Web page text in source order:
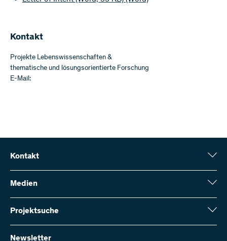
​​Kontakt
Projekte Lebenswissenschaften &
thematische und lösungsorientierte Forschung
E-Mail:
Kontakt
Schweizerischer Nationalfonds (SNF)
Wildhainweg 3
Kontakt aufnehmen
Rechnung senden
Medien
Medienauskünfte
Jahresbericht
Projektsuche
Hier finden Sie umfangreiche Informationen zu den vom SNF
bewilligten Forschungsprojekten und Förderbeiträgen:
Newsletter